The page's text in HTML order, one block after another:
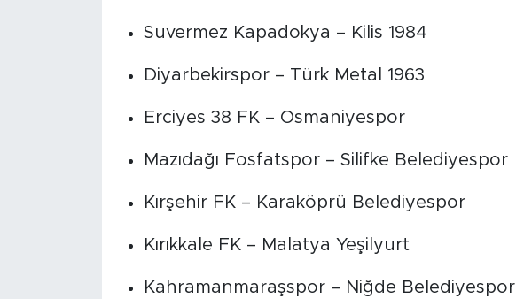
Suvermez Kapadokya – Kilis 1984
Diyarbekirspor – Türk Metal 1963
Erciyes 38 FK – Osmaniyespor
Mazıdağı Fosfatspor – Silifke Belediyespor
Kırşehir FK – Karaköprü Belediyespor
Kırıkkale FK – Malatya Yeşilyurt
Kahramanmaraşspor – Niğde Belediyespor